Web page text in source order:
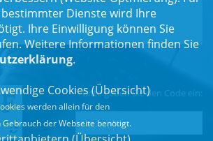
*
Bitte geben Sie den Code ein:
Dienste wird Ihre
Ihre Einwilligung können Sie
Weitere Informationen finden Sie
.
Cookies (Übersicht)
werden allein für den
der Webseite benötigt.